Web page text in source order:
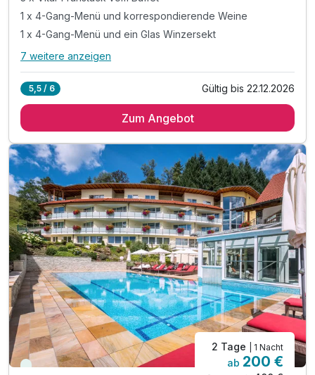
1 x 4-Gang-Menü und korrespondierende Weine
1 x 4-Gang-Menü und ein Glas Winzersekt
Alle Inklusivleistungen
3 x Vital-Frühstück vom Buffet
1 x 4-Gang-Menü und ein Glas Winzersekt
1 x 4-Gang-Menü
10% Nachlass auf Wellnessanwendungen
inkl. Entspannen in unserem Wellnessbereich
inkl. kuscheliger Leih-Bademantel & Saunatuch
inkl. Nutzung ÖPNV mit der Konus Card
inkl. Parkplatz
inkl. WLAN
7 weitere anzeigen
5,5 / 6 Gültig bis 22.12.2026
Zum Angebot
Immer verfügbar
2 Tage | 1 Nacht
ab 200 €